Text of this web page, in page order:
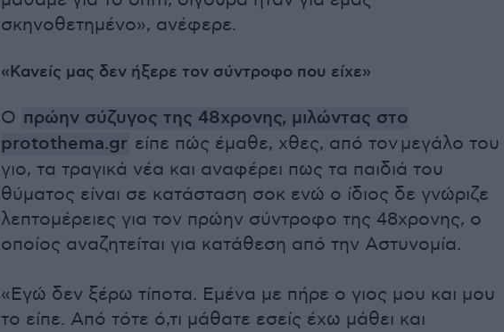
σκηνοθετημένο», ανέφερε.
«Κανείς μας δεν ήξερε τον σύντροφο που είχε»
Ο πρώην σύζυγος της 48χρονης, μιλώντας στο
protothema.gr είπε πώς έμαθε, χθες, από τον μεγάλο του
γιο, τα τραγικά νέα και αναφέρει πως τα παιδιά του
θύματος είναι σε κατάσταση σοκ ενώ ο ίδιος δε γνώριζε
λεπτομέρειες για τον πρώην σύντροφο της 48χρονης, ο
οποίος αναζητείται για κατάθεση από την Αστυνομία.
«Εγώ δεν ξέρω τίποτα. Εμένα με πήρε ο γιος μου και μου
το είπε. Από τότε ό,τι μάθατε εσείς έχω μάθει και